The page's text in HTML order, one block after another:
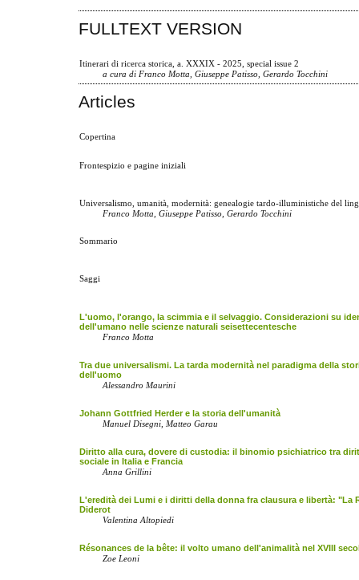
FULLTEXT VERSION
Itinerari di ricerca storica, a. XXXIX - 2025, special issue 2
a cura di Franco Motta, Giuseppe Patisso, Gerardo Tocchini
Articles
Copertina
Frontespizio e pagine iniziali
Universalismo, umanità, modernità: genealogie tardo-illuministiche del
Franco Motta, Giuseppe Patisso, Gerardo Tocchini
Sommario
Saggi
L'uomo, l'orango, la scimmia e il selvaggio. Considerazioni su
dell'umano nelle scienze naturali seisettecentesche
Franco Motta
Tra due universalismi. La tarda modernità nel paradigma della
dell'uomo
Alessandro Maurini
Johann Gottfried Herder e la storia dell'umanità
Manuel Disegni, Matteo Garau
Diritto alla cura, dovere di custodia: il binomio psichiatrico tra
sociale in Italia e Francia
Anna Grillini
L'eredità dei Lumi e i diritti della donna fra clausura e libertà: "La
Diderot
Valentina Altopiedi
Résonances de la bête: il volto umano dell'animalità nel XVIII
Zoe Leoni